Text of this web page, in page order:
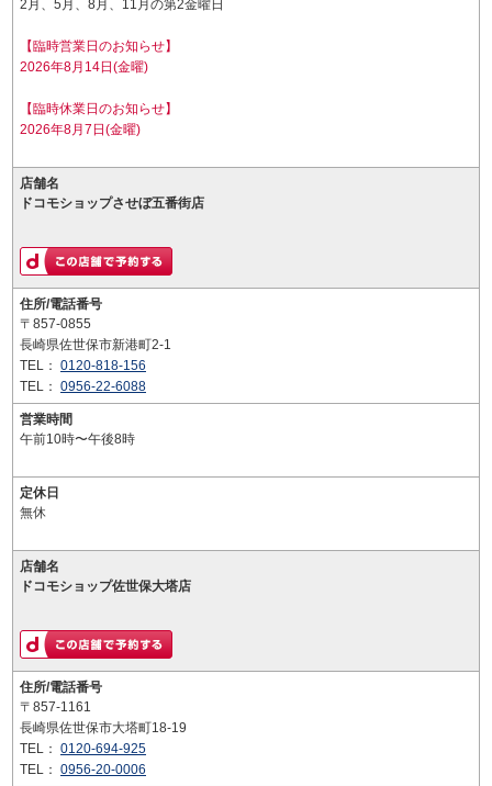
2月、5月、8月、11月の第2金曜日
【臨時営業日のお知らせ】
2026年8月14日(金曜)
【臨時休業日のお知らせ】
2026年8月7日(金曜)
店舗名
ドコモショップさせぼ五番街店
住所/電話番号
〒857-0855
長崎県佐世保市新港町2-1
TEL： 0120-818-156
TEL： 0956-22-6088
営業時間
午前10時〜午後8時
定休日
無休
店舗名
ドコモショップ佐世保大塔店
住所/電話番号
〒857-1161
長崎県佐世保市大塔町18-19
TEL： 0120-694-925
TEL： 0956-20-0006